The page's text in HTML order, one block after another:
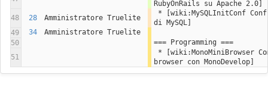
RubyOnRails su Apache 2.0]
48
28 Amministratore Truelite
di MySQL]
49
34
Amministratore Truelite
50
=== Programming ===
51
browser con MonoDevelop]